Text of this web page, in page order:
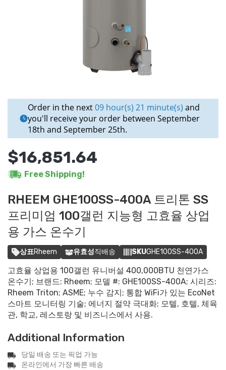
Order in the next09 hour(s) 21 minute(s) and
you'll receive your order between September
18th and September 25th.
$16,851.64
Free Shipping!
RHEEM GHE100SS-400A 트리톤 SS
프리미엄 100갤런 지능형 고효율 상업
용 가스 온수기
상표Rheem 유효성직배송 SKUGHE100SS-400A
고효율 상업용 100갤런 유니버설 400,000BTU 천연가스
온수기; 브랜드: Rheem; 모델 #: GHE100SS-400A; 시리즈:
Rheem Triton; ASME; 누수 감지; 통합 WiFi가 있는 EcoNet
스마트 모니터링 기술; 에너지 절약 극대화; 모텔, 호텔, 체육
관, 학교, 레스토랑 및 비즈니스에서 사용.
Additional Information
당일 배송 또는 픽업 가능
온라인에서 가장 빠른 배송